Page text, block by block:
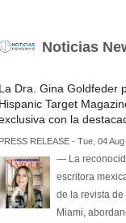
Noticias
La Dra. Gina Goldfeder
Hispanic Target
con la
PRESS RELEASE - Tue, 04
— La
escritora
de la revista
Miami,